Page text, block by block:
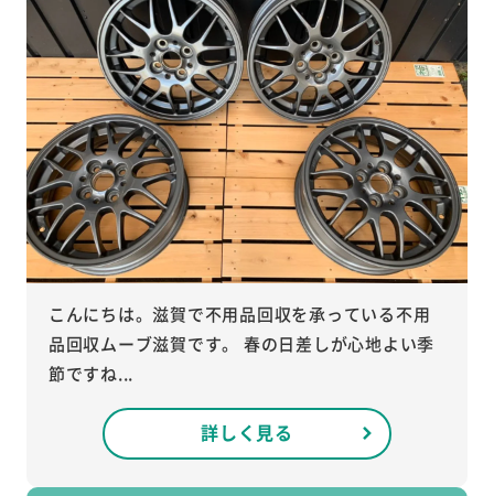
こんにちは。滋賀で不用品回収を承っている不用
品回収ムーブ滋賀です。 春の日差しが心地よい季
節ですね...
詳しく見る